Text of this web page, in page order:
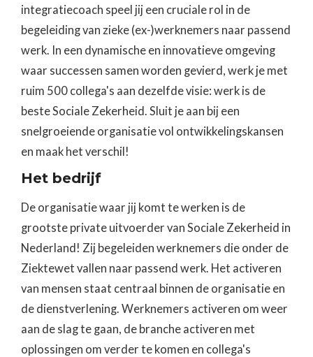
integratiecoach speel jij een cruciale rol in de
begeleiding van zieke (ex-)werknemers naar passend
werk. In een dynamische en innovatieve omgeving
waar successen samen worden gevierd, werk je met
ruim 500 collega's aan dezelfde visie: werk is de
beste Sociale Zekerheid. Sluit je aan bij een
snelgroeiende organisatie vol ontwikkelingskansen
en maak het verschil!
Het bedrijf
De organisatie waar jij komt te werken is de
grootste private uitvoerder van Sociale Zekerheid in
Nederland! Zij begeleiden werknemers die onder de
Ziektewet vallen naar passend werk. Het activeren
van mensen staat centraal binnen de organisatie en
de dienstverlening. Werknemers activeren om weer
aan de slag te gaan, de branche activeren met
oplossingen om verder te komen en collega's